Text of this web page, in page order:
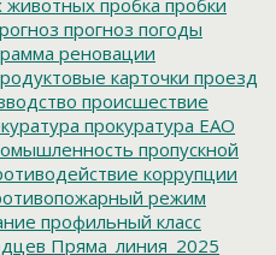
прогноз погоды
реновации
карточки проезд
происшествие
прокуратура ЕАО
пропускной
коррупции
режим
профильный класс
Пряма_линия_2025